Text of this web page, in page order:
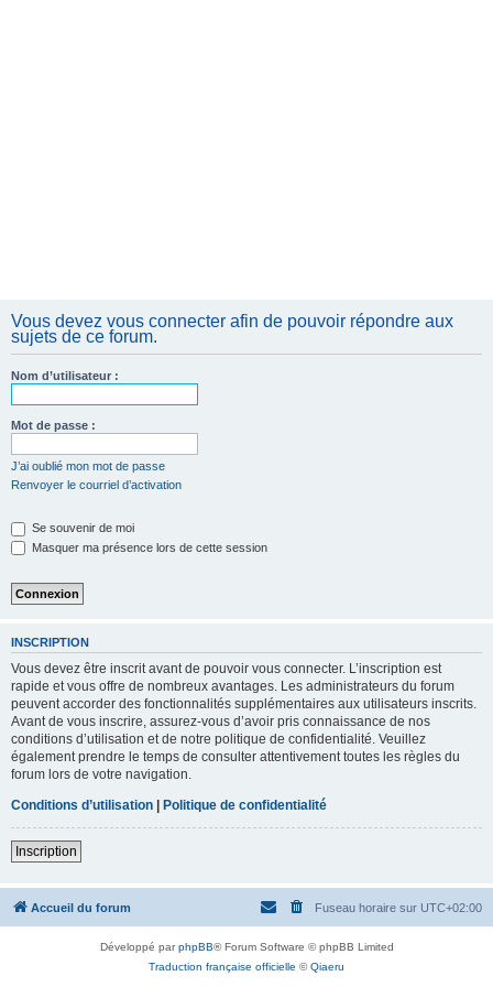
Vous devez vous connecter afin de pouvoir répondre aux
sujets de ce forum.
Nom d’utilisateur :
Mot de passe :
J’ai oublié mon mot de passe
Renvoyer le courriel d’activation
Se souvenir de moi
Masquer ma présence lors de cette session
INSCRIPTION
Vous devez être inscrit avant de pouvoir vous connecter. L’inscription est
rapide et vous offre de nombreux avantages. Les administrateurs du forum
peuvent accorder des fonctionnalités supplémentaires aux utilisateurs inscrits.
Avant de vous inscrire, assurez-vous d’avoir pris connaissance de nos
conditions d’utilisation et de notre politique de confidentialité. Veuillez
également prendre le temps de consulter attentivement toutes les règles du
forum lors de votre navigation.
Conditions d’utilisation | Politique de confidentialité
Inscription
Accueil du forum Fuseau horaire sur UTC+02:00
Développé parphpBB® Forum Software © phpBB Limited
Traduction française officielle ©Qiaeru